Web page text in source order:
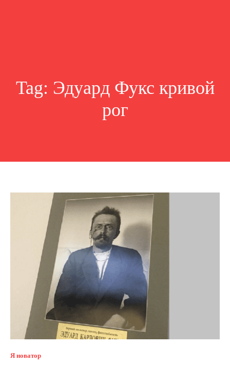
Tag: Эдуард Фукс кривой
рог
Я новатор